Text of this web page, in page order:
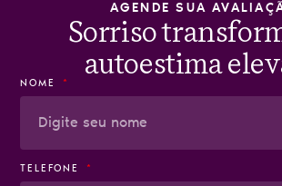
AGENDE SUA
Sorriso
autoestima
NOME
TELEFONE